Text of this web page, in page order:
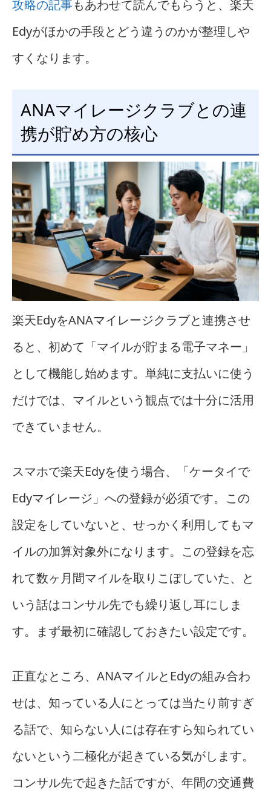
攻略の記事もあわせて読んでもらうと、楽天
Edyがほかの手段とどう違うのかが整理しや
すくなります。
ANAマイレージクラブとの連
携が貯め方の核心
楽天EdyをANAマイレージクラブと連携させ
ると、初めて「マイルが貯まる電子マネー」
として機能し始めます。単純に支払いに使う
だけでは、マイルという観点では十分に活用
できていません。
スマホで楽天Edyを使う場合、「ケータイで
Edyマイレージ」への登録が必須です。この
設定をしていないと、せっかく利用してもマ
イルの加算対象外になります。この登録を忘
れて数ヶ月間マイルを取りこぼしていた、と
いう話はコンサル先でも繰り返し耳にしま
す。まず最初に確認しておきたい設定です。
正直なところ、ANAマイルとEdyの組み合わ
せは、知っている人にとっては当たり前すぎ
る話で、知らない人には存在すら知られてい
ないという二極化が起きている気がします。
コンサル先で起きた話ですが、年間の交通費